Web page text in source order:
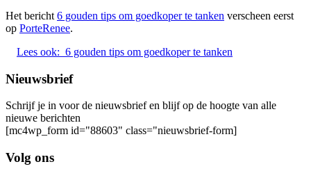
Het bericht 6 gouden tips om goedkoper te tanken verscheen eerst
op PorteRenee.
Lees ook: 6 gouden tips om goedkoper te tanken
Nieuwsbrief
Schrijf je in voor de nieuwsbrief en blijf op de hoogte van alle
nieuwe berichten
[mc4wp_form id="88603" class="nieuwsbrief-form]
Volg ons